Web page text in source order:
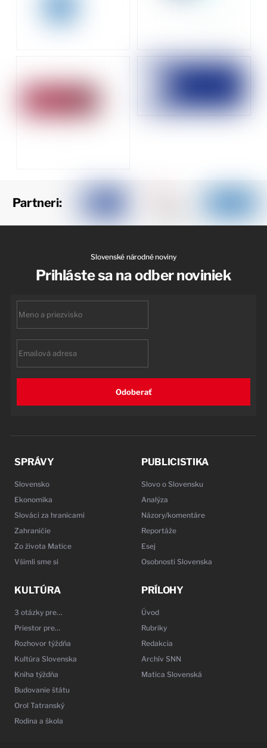
Partneri:
Slovenské národné noviny
Prihláste sa na odber noviniek
Odoberať
SPRÁVY
Slovensko
Ekonomika
Slováci za hranicami
Zahraničie
Zo života Matice
Všimli sme si
PUBLICISTIKA
Slovo o Slovensku
Analýza
Názory/komentáre
Reportáže
Esej
Osobnosti Slovenska
KULTÚRA
3 otázky pre…
Priestor pre…
Rozhovor týždňa
Kultúra Slovenska
Kniha týždňa
Budovanie štátu
Orol Tatranský
Rodina a škola
PRÍLOHY
Úvod
Rubriky
Redakcia
Archív SNN
Matica Slovenská